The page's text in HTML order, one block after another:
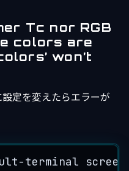
Tc nor RGB
colors are
won’t
定を変えたらエラーが
terminal